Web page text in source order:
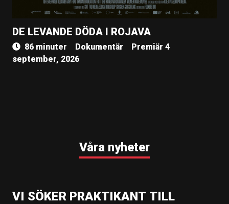
DE LEVANDE DÖDA I ROJAVA
86 minuter Dokumentär
Premiär 4
september, 2026
Våra nyheter
VI SÖKER PRAKTIKANT TILL